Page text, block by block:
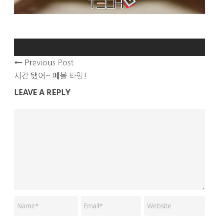
Previous Post
시간 됐어~ 페블 타임!
LEAVE A REPLY